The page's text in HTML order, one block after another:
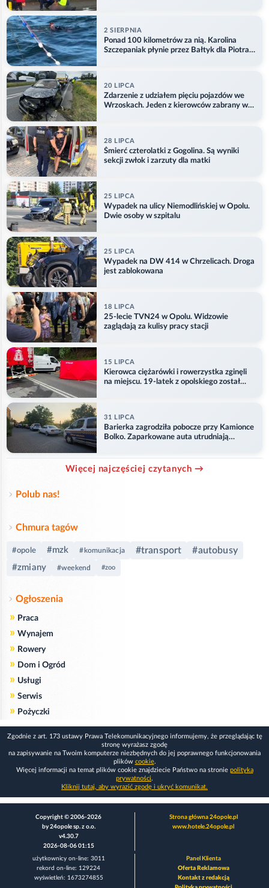
2 SIERPNIA
Ponad 100 kilometrów za nią. Karolina
Szczepaniak płynie przez Bałtyk dla Piotra.
20 LIPCA
Zdarzenie z udziałem pięciu pojazdów we
Wrzoskach. Jeden z kierowców zabrany w
28 LIPCA
Śmierć czterolatki z Gogolina. Są wyniki
sekcji zwłok i zarzuty dla matki
25 LIPCA
Wypadek na ulicy Niemodlińskiej w Opolu.
Dwie osoby w szpitalu
25 LIPCA
Wypadek na DW 414 w Chrzelicach. Droga
jest zablokowana
18 LIPCA
25-lecie TVN24 w Opolu. Widzowie
zaglądają za kulisy pracy stacji
15 LIPCA
Kierowca ciężarówki i rowerzystka zginęli
na miejscu. 19-latek z opolskiego został
31 LIPCA
Barierka zagrodziła pobocze przy Kamionce
Bolko. Zaparkowane auta utrudniają
Więcej najczęściej czytanych →
Polub nas!
Chmura tagów
#opole #mzk #komunikacja #transport #autobusy
#zmiany #weekend #zoo
Ogłoszenia
» Praca
» Wynajem
» Rowery
» Dom i Ogród
» Usługi
» Serwis
» Pożyczki
Zgodnie z art. 173 ustawy Prawa Telekomunikacyjnego informujemy, że przeglądając tę
stronę wyrażasz zgodę
na zapisywanie na Twoim komputerze niezbędnych do jej poprawnego funkcjonowania
plików cookie.
Więcej informacji na temat plików cookie znajdziecie Państwo na stronie polityka
prywatności.
Kliknij tutaj, aby wyrazić zgodę i ukryć komunikat.
Copyright © 2006-2026
by 24opole sp. z o.o.
v4.30.7
2026-08-06 01:15
Strona główna 24opole.pl
www.hotele.24opole.pl
użytkownicy on-line: 3011
rekord on-line: 129224
wyświetleń: 1673274855
Panel Klienta
Oferta Reklamowa
Kontakt z redakcją